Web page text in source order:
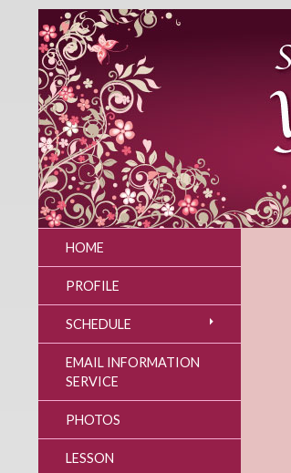
HOME
PROFILE
SCHEDULE
EMAIL INFORMATION
SERVICE
PHOTOS
LESSON